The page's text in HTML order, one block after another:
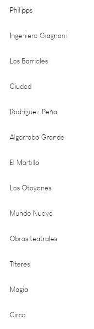
Ingeniero Giagnoni
Los Barriales
Ciudad
Rodríguez Peña
Algarrobo Grande
El Martillo
Los Otoyanes
Mundo Nuevo
Obras teatrales
Títeres
Magia
Circo